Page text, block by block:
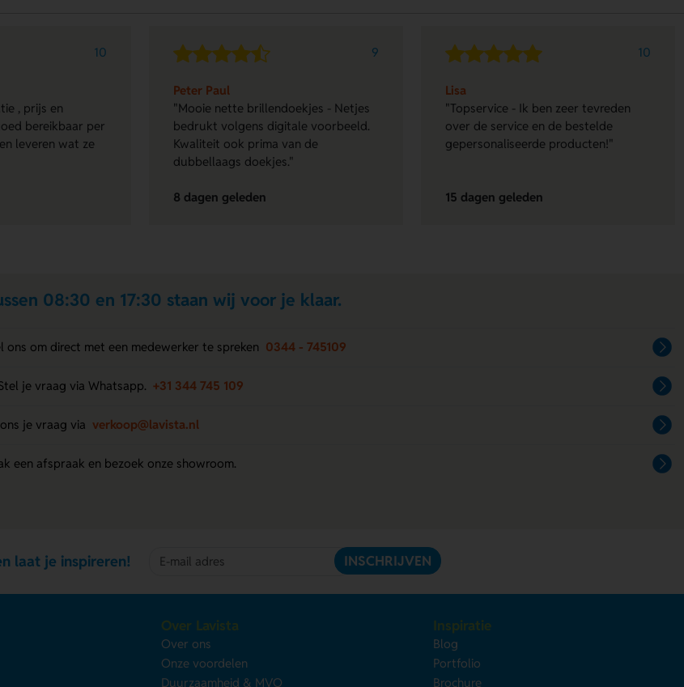
10
, prijs en
bereikbaar per
leveren wat ze
9
Peter Paul
"Mooie nette brillendoekjes - Netjes
bedrukt volgens digitale voorbeeld.
Kwaliteit ook prima van de
dubbellaags doekjes."
8 dagen geleden
10
Lisa
"Topservice - Ik ben zeer tevreden
over de service en de bestelde
gepersonaliseerde producten!"
15 dagen geleden
08:30 en 17:30 staan wij voor je klaar.
ons om direct met een medewerker te spreken 0344 - 745109
je vraag via Whatsapp. +31 344 745 109
je vraag via verkoop@lavista.nl
een afspraak en bezoek onze showroom.
laat je inspireren! INSCHRIJVEN
Over Lavista
Over ons
Onze voordelen
Duurzaamheid & MVO
Inspiratie
Blog
Portfolio
Brochure